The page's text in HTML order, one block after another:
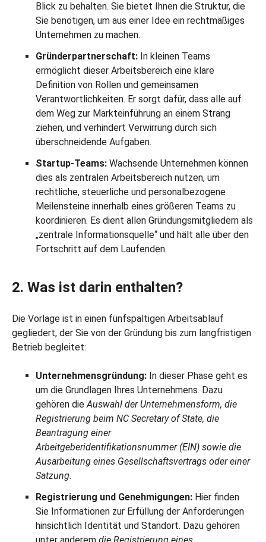
Blick zu behalten. Sie bietet Ihnen die Struktur, die
Sie benötigen, um aus einer Idee ein rechtmäßiges
Unternehmen zu machen.
Gründerpartnerschaft: In kleinen Teams
ermöglicht dieser Arbeitsbereich eine klare
Definition von Rollen und gemeinsamen
Verantwortlichkeiten. Er sorgt dafür, dass alle auf
dem Weg zur Markteinführung an einem Strang
ziehen, und verhindert Verwirrung durch sich
überschneidende Aufgaben.
Startup-Teams: Wachsende Unternehmen können
dies als zentralen Arbeitsbereich nutzen, um
rechtliche, steuerliche und personalbezogene
Meilensteine innerhalb eines größeren Teams zu
koordinieren. Es dient allen Gründungsmitgliedern als
„zentrale Informationsquelle“ und hält alle über den
Fortschritt auf dem Laufenden.
2. Was ist darin enthalten?
Die Vorlage ist in einen fünfspaltigen Arbeitsablauf
gegliedert, der Sie von der Gründung bis zum langfristigen
Betrieb begleitet:
Unternehmensgründung: In dieser Phase geht es
um die Grundlagen Ihres Unternehmens. Dazu
gehören dieAuswahl der Unternehmensform, die
Registrierung beim NC Secretary of State, die
Beantragung einer
Arbeitgeberidentifikationsnummer (EIN) sowie die
Ausarbeitung eines Gesellschaftsvertrags oder einer
Satzung.
Registrierung und Genehmigungen: Hier finden
Sie Informationen zur Erfüllung der Anforderungen
hinsichtlich Identität und Standort. Dazu gehören